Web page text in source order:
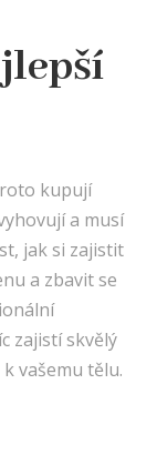
kupují
a musí
jak si zajistit
a zbavit se
zajistí skvělý
vašemu tělu.